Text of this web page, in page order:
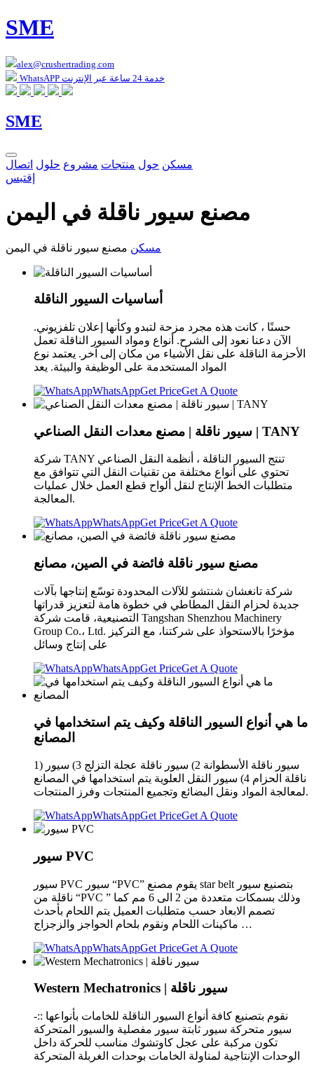
SME
alex@crushertrading.com
WhatsAPP خدمة 24 ساعة عبر الإنترنت
SME
مسكن حول منتجات مشروع حلول اتصال
إقتبس
مصنع سيور ناقلة في اليمن
مسكن مصنع سيور ناقلة في اليمن
حسنًا ، كانت هذه مجرد مزحة لتبدو وكأنها إعلان تلفزيوني.
الآن دعنا نعود إلى الشرح. أنواع ومواد السيور الناقلة تعمل
الأحزمة الناقلة على نقل الأشياء من مكان إلى آخر. يعتمد نوع
المواد المستخدمة على الوظيفة والبيئة. يعد
WhatsAppGet PriceGet A Quote
سيور ناقلة | مصنع معدات النقل الصناعي | TANY
شركة TANY تنتج السيور الناقلة ، أنظمة النقل الصناعي
تحتوي على أنواع مختلفة من تقنيات النقل التي تتوافق مع
متطلبات الخط الإنتاج لنقل ألواح قطع العمل خلال عمليات
المعالجة.
WhatsAppGet PriceGet A Quote
مصنع سيور ناقلة فائضة في الصين، مصانع
شركة تانغشان شنتشو للآلات المحدودة توسّع إنتاجها بآلات
جديدة لحزام النقل المطاطي في خطوة هامة لتعزيز قدراتها
التصنيعية، قامت شركة Tangshan Shenzhou Machinery
Group Co.، Ltd. مؤخرًا بالاستحواذ على شركتنا، مع التركيز
على إنتاج وسائل
WhatsAppGet PriceGet A Quote
ما هي أنواع السيور الناقلة وكيف يتم استخدامها في
المصانع
1) سيور ناقلة الأسطوانة 2) سيور ناقلة عجلة التزلج 3) سيور
ناقلة الحزام 4) سيور النقل العلوية يتم استخدامها في المصانع
لمعالجة المواد ونقل البضائع وتجميع المنتجات وفرز المنتجات.
WhatsAppGet PriceGet A Quote
سيور PVC
سيور PVC سيور “PVC” يقوم مصنع star belt بتصنيع سيور
ناقلة من “PVC ” وذلك بسمكات متعددة من 2 الى 6 مم كما
تصمم الابعاد حسب متطلبات العميل يتم اللحام بأحدث
ماكينات اللحام ونقوم بلحام الحواجز والزجزاج …
WhatsAppGet PriceGet A Quote
Western Mechatronics | سيور ناقلة
نقوم بتصنيع كافة أنواع السيور الناقلة للخامات بأنواعها ::-
سيور متحركة سيور ثابتة سيور مفصلية والسيور المتحركة
تكون مركبة على عجل كاوتشوك مناسب للحركة داخل
الوحدات الإنتاجية لمناولة الخامات بوحدات الغربلة المتحركة